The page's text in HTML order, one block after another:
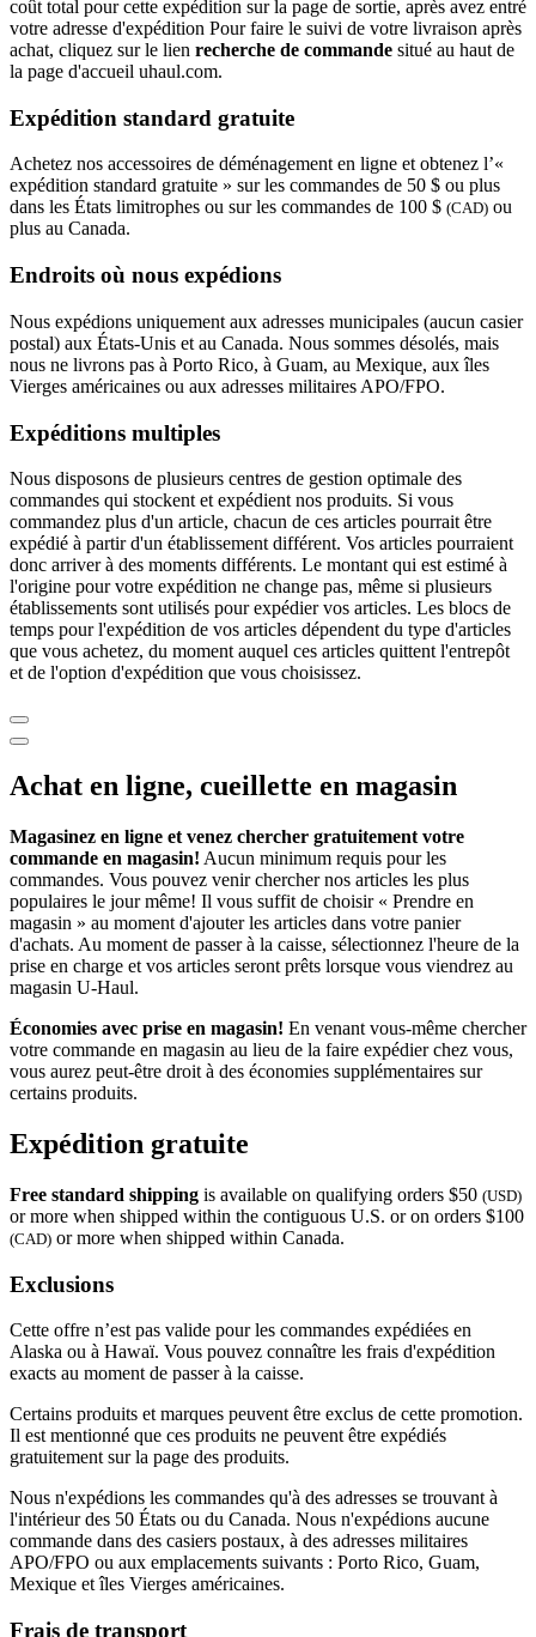
coût total pour cette expédition sur la page de sortie, après avez entré
votre adresse d'expédition Pour faire le suivi de votre livraison après
achat, cliquez sur le lien recherche de commande situé au haut de
la page d'accueil uhaul.com.
Expédition standard gratuite
Achetez nos accessoires de déménagement en ligne et obtenez l’«
expédition standard gratuite » sur les commandes de 50 $ ou plus
dans les États limitrophes ou sur les commandes de 100 $ (CAD) ou
plus au Canada.
Endroits où nous expédions
Nous expédions uniquement aux adresses municipales (aucun casier
postal) aux États-Unis et au Canada. Nous sommes désolés, mais
nous ne livrons pas à Porto Rico, à Guam, au Mexique, aux îles
Vierges américaines ou aux adresses militaires APO/FPO.
Expéditions multiples
Nous disposons de plusieurs centres de gestion optimale des
commandes qui stockent et expédient nos produits. Si vous
commandez plus d'un article, chacun de ces articles pourrait être
expédié à partir d'un établissement différent. Vos articles pourraient
donc arriver à des moments différents. Le montant qui est estimé à
l'origine pour votre expédition ne change pas, même si plusieurs
établissements sont utilisés pour expédier vos articles. Les blocs de
temps pour l'expédition de vos articles dépendent du type d'articles
que vous achetez, du moment auquel ces articles quittent l'entrepôt
et de l'option d'expédition que vous choisissez.
Achat en ligne, cueillette en magasin
Magasinez en ligne et venez chercher gratuitement votre
commande en magasin! Aucun minimum requis pour les
commandes. Vous pouvez venir chercher nos articles les plus
populaires le jour même! Il vous suffit de choisir « Prendre en
magasin » au moment d'ajouter les articles dans votre panier
d'achats. Au moment de passer à la caisse, sélectionnez l'heure de la
prise en charge et vos articles seront prêts lorsque vous viendrez au
magasin U-Haul.
Économies avec prise en magasin! En venant vous-même chercher
votre commande en magasin au lieu de la faire expédier chez vous,
vous aurez peut-être droit à des économies supplémentaires sur
certains produits.
Expédition gratuite
Free standard shipping is available on qualifying orders $50 (USD)
or more when shipped within the contiguous U.S. or on orders $100
(CAD) or more when shipped within Canada.
Exclusions
Cette offre n’est pas valide pour les commandes expédiées en
Alaska ou à Hawaï. Vous pouvez connaître les frais d'expédition
exacts au moment de passer à la caisse.
Certains produits et marques peuvent être exclus de cette promotion.
Il est mentionné que ces produits ne peuvent être expédiés
gratuitement sur la page des produits.
Nous n'expédions les commandes qu'à des adresses se trouvant à
l'intérieur des 50 États ou du Canada. Nous n'expédions aucune
commande dans des casiers postaux, à des adresses militaires
APO/FPO ou aux emplacements suivants : Porto Rico, Guam,
Mexique et îles Vierges américaines.
Frais de transport